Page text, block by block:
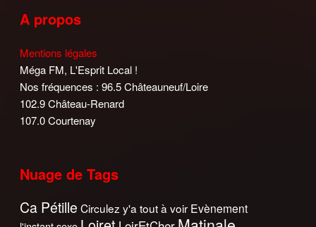
A propos
Mentions légales
Méga FM, L'Esprit Local !
Nos fréquences : 96.5 Châteauneuf/Loire
102.9 Château-Renard
107.0 Courtenay
Nuage de Tags
Ca Pétille Circulez y'a tout à voir Evènement